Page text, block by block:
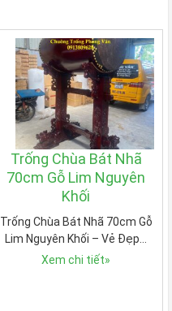
Trống Chùa Bát Nhã
70cm Gỗ Lim Nguyên
Khối
Trống Chùa Bát Nhã 70cm Gỗ
Lim Nguyên Khối – Vẻ Đẹp…
Xem chi tiết»